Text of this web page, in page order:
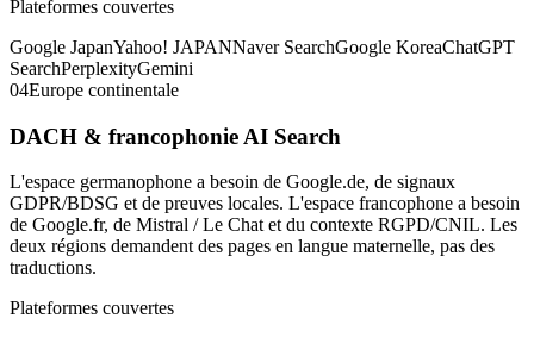
Plateformes couvertes
Google JapanYahoo! JAPANNaver SearchGoogle KoreaChatGPT
SearchPerplexityGemini
04Europe continentale
DACH & francophonie AI Search
L'espace germanophone a besoin de Google.de, de signaux
GDPR/BDSG et de preuves locales. L'espace francophone a besoin
de Google.fr, de Mistral / Le Chat et du contexte RGPD/CNIL. Les
deux régions demandent des pages en langue maternelle, pas des
traductions.
Plateformes couvertes